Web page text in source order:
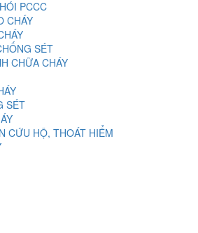
PCCC
CHÁY
SÉT
CHỮA CHÁY
SÉT
CỨU HỘ, THOÁT HIỂM